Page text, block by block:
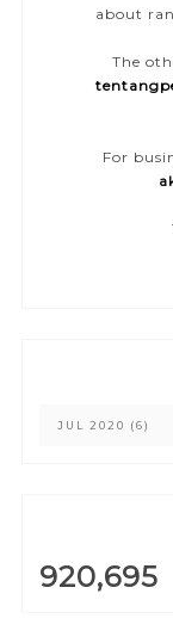
about
The
For
920,695